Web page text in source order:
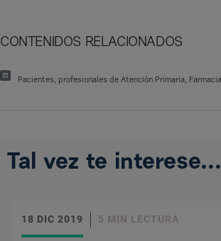
CONTENIDOS RELACIONADOS
Tal vez te interese...
18 DIC 2019 5 MIN LECTURA